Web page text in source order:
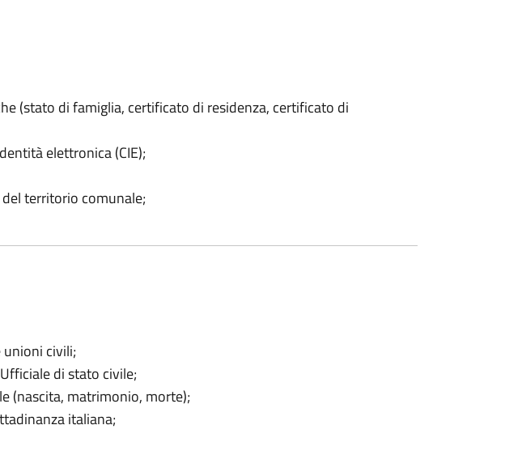
(stato di famiglia, certificato di residenza, certificato di
elettronica (CIE);
territorio comunale;
civili;
di stato civile;
(nascita, matrimonio, morte);
italiana;